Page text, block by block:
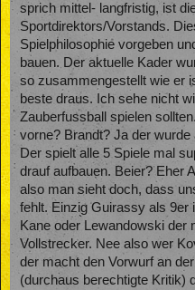
sprich mittel- langfristig, ist
Sportdirektors/Vorstands.
Spielphilosophie vorgeben
bauen. Der aktuelle Kader
so zusammengestellt wie er
beste draus. Ich sehe nicht
Zauberfussball spielen
vorne? Brandt? Ja der wurde
Der spielt alle 5 Spiele mal
drauf aufbauen. Beier? Eher
also man sieht doch, dass
fehlt. Einzig Guirassy als 9er
Kane oder Lewandowski der
Vollstrecker. Nee also wer
der macht den Vorwurf an
(durchaus berechtigte Kritik)